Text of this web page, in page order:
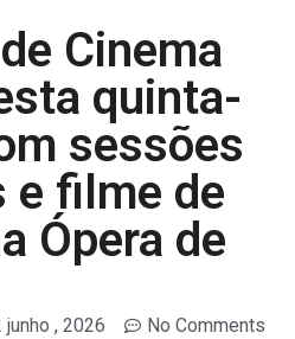
Cinema
quinta-
sessões
e filme de
Ópera de
junho , 2026
No Comments